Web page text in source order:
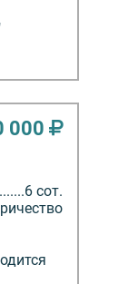
000
6 сот.